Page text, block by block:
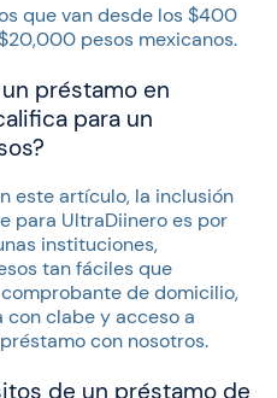
que van desde los $400
pesos mexicanos.
préstamo en
para un
este artículo, la inclusión
para UltraDiinero es por
instituciones,
tan fáciles que
de domicilio,
clabe y acceso a
con nosotros.
de un préstamo de